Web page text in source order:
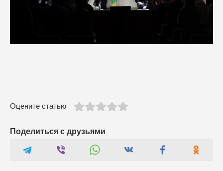
Оцените статью
Поделиться с друзьями